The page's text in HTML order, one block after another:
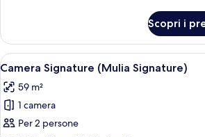
Superior
(Mulia
Grandeur)
Scopri i
Apri
tutte
le
foto
per
Una
5
Camera Signature (Mulia Signature)
59 m²
1 camera
Per 2 persone